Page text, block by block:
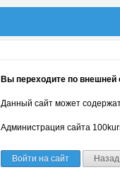
Вы переходите по
Данный сайт может
Администрация сайта
Войти на сайт Назад